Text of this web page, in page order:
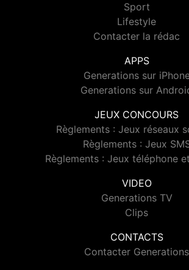
Sport
Lifestyle
Contacter la rédac
APPS
Generations sur
Generations sur
JEUX CONCOURS
Règlements : Jeux réseaux
Règlements : Jeux
Règlements : Jeux téléphone
VIDEO
Generations TV
Clips
CONTACTS
Contacter Generations